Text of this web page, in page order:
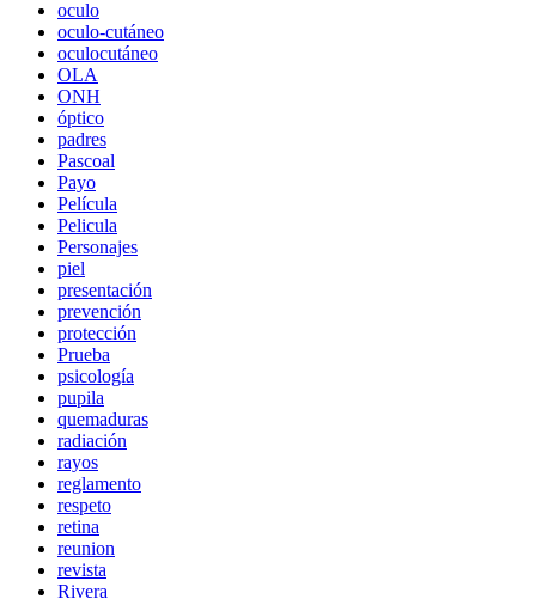
oculo
oculo-cutáneo
oculocutáneo
OLA
ONH
óptico
padres
Pascoal
Payo
Película
Pelicula
Personajes
piel
presentación
prevención
protección
Prueba
psicología
pupila
quemaduras
radiación
rayos
reglamento
respeto
retina
reunion
revista
Rivera